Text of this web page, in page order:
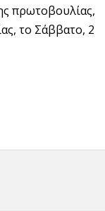
πρωτοβουλίας,
το Σάββατο, 2